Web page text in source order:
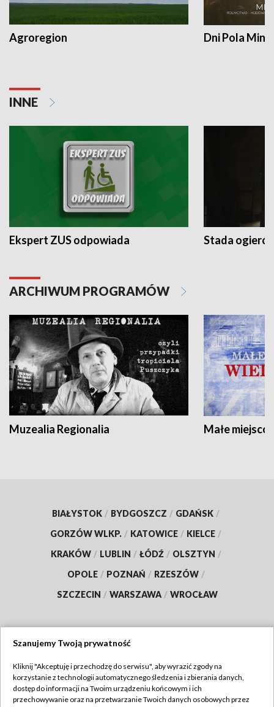
Agroregion Dni Pola
INNE
Ekspert ZUS odpowiada Stada
ARCHIWUM PROGRAMÓW
Muzealia Regionalia Małe
BIAŁYSTOK / BYDGOSZCZ / GDAŃSK /
GORZÓW WLKP. / KATOWICE / KIELCE /
KRAKÓW / LUBLIN / ŁÓDŹ / OLSZTYN /
OPOLE / POZNAŃ / RZESZÓW /
SZCZECIN / WARSZAWA / WROCŁAW
TVP
Abonament TVP
Regulamin TVP
Szanujemy Twoją prywatność
Kliknij "Akceptuję i przechodzę do serwisu", aby wyrazić zgody na
korzystanie z technologii automatycznego śledzenia i zbierania danych,
dostęp do informacji na Twoim urządzeniu końcowym i ich
przechowywanie oraz na przetwarzanie Twoich danych osobowych przez